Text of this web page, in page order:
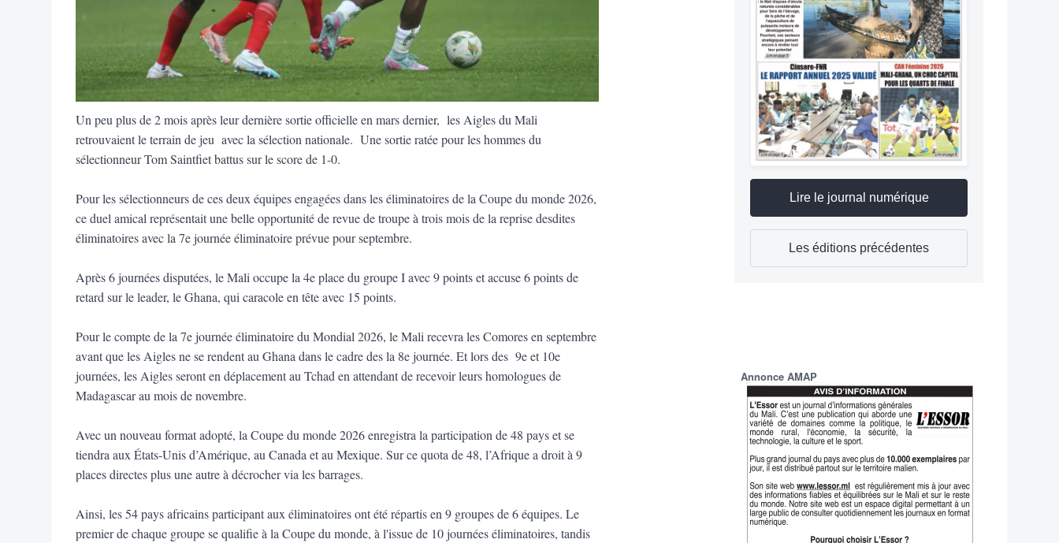
Un peu plus de 2 mois après leur dernière sortie officielle en mars dernier, les Aigles du Mali
retrouvaient le terrain de jeu avec la sélection nationale. Une sortie ratée pour les hommes du
sélectionneur Tom Saintfiet battus sur le score de 1-0.
Pour les sélectionneurs de ces deux équipes engagées dans les éliminatoires de la Coupe du monde 2026,
ce duel amical représentait une belle opportunité de revue de troupe à trois mois de la reprise desdites
éliminatoires avec la 7e journée éliminatoire prévue pour septembre.
Après 6 journées disputées, le Mali occupe la 4e place du groupe I avec 9 points et accuse 6 points de
retard sur le leader, le Ghana, qui caracole en tête avec 15 points.
Pour le compte de la 7e journée éliminatoire du Mondial 2026, le Mali recevra les Comores en septembre
avant que les Aigles ne se rendent au Ghana dans le cadre des la 8e journée. Et lors des 9e et 10e
journées, les Aigles seront en déplacement au Tchad en attendant de recevoir leurs homologues de
Madagascar au mois de novembre.
Avec un nouveau format adopté, la Coupe du monde 2026 enregistra la participation de 48 pays et se
tiendra aux États-Unis d’Amérique, au Canada et au Mexique. Sur ce quota de 48, l’Afrique a droit à 9
places directes plus une autre à décrocher via les barrages.
Ainsi, les 54 pays africains participant aux éliminatoires ont été répartis en 9 groupes de 6 équipes. Le
premier de chaque groupe se qualifie à la Coupe du monde, à l'issue de 10 journées éliminatoires, tandis
Lire le journal numérique
Les éditions précédentes
Annonce AMAP